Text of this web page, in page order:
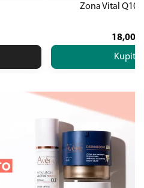
Zona Vital Q10
18,00
Kupite